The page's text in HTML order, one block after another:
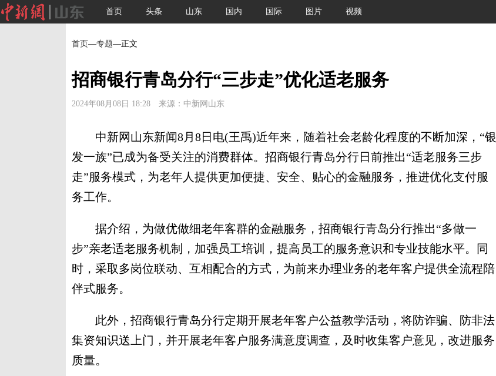
首页 头条 山东 国内 国际 图片 视频
首页—专题—正文
招商银行青岛分行“三步走”优化适老服务
2024年08月08日 18:28 来源：中新网山东
中新网山东新闻8月8日电(王禹)近年来，随着社会老龄化程度的不断加深，“银
发一族”已成为备受关注的消费群体。招商银行青岛分行日前推出“适老服务三步
走”服务模式，为老年人提供更加便捷、安全、贴心的金融服务，推进优化支付服
务工作。
据介绍，为做优做细老年客群的金融服务，招商银行青岛分行推出“多做一
步”亲老适老服务机制，加强员工培训，提高员工的服务意识和专业技能水平。同
时，采取多岗位联动、互相配合的方式，为前来办理业务的老年客户提供全流程陪
伴式服务。
此外，招商银行青岛分行定期开展老年客户公益教学活动，将防诈骗、防非法
集资知识送上门，并开展老年客户服务满意度调查，及时收集客户意见，改进服务
质量。